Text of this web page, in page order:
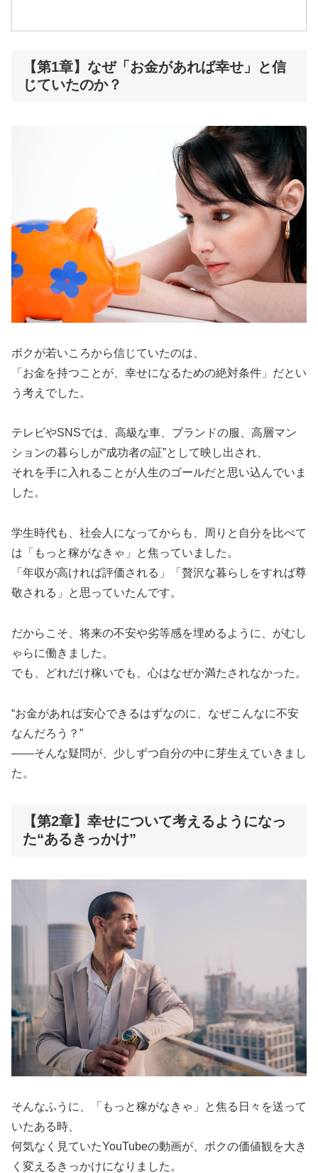
【第1章】なぜ「お金があれば幸せ」と信
じていたのか？
ボクが若いころから信じていたのは、
「お金を持つことが、幸せになるための絶対条件」だとい
う考えでした。
テレビやSNSでは、高級な車、ブランドの服、高層マン
ションの暮らしが“成功者の証”として映し出され、
それを手に入れることが人生のゴールだと思い込んでいま
した。
学生時代も、社会人になってからも、周りと自分を比べて
は「もっと稼がなきゃ」と焦っていました。
「年収が高ければ評価される」「贅沢な暮らしをすれば尊
敬される」と思っていたんです。
だからこそ、将来の不安や劣等感を埋めるように、がむし
ゃらに働きました。
でも、どれだけ稼いでも、心はなぜか満たされなかった。
“お金があれば安心できるはずなのに、なぜこんなに不安
なんだろう？”
——そんな疑問が、少しずつ自分の中に芽生えていきまし
た。
【第2章】幸せについて考えるようになっ
た“あるきっかけ”
そんなふうに、「もっと稼がなきゃ」と焦る日々を送って
いたある時、
何気なく見ていたYouTubeの動画が、ボクの価値観を大き
く変えるきっかけになりました。